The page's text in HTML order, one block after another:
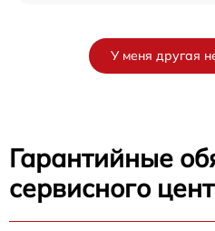
У меня другая
Гарантийные
сервисного